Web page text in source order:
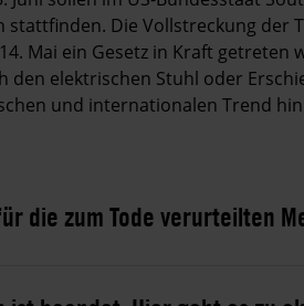
stattfinden. Die Vollstreckung der
Mai ein Gesetz in Kraft
den elektrischen Stuhl oder
und internationalen Trend
die zum Tode verurteilten